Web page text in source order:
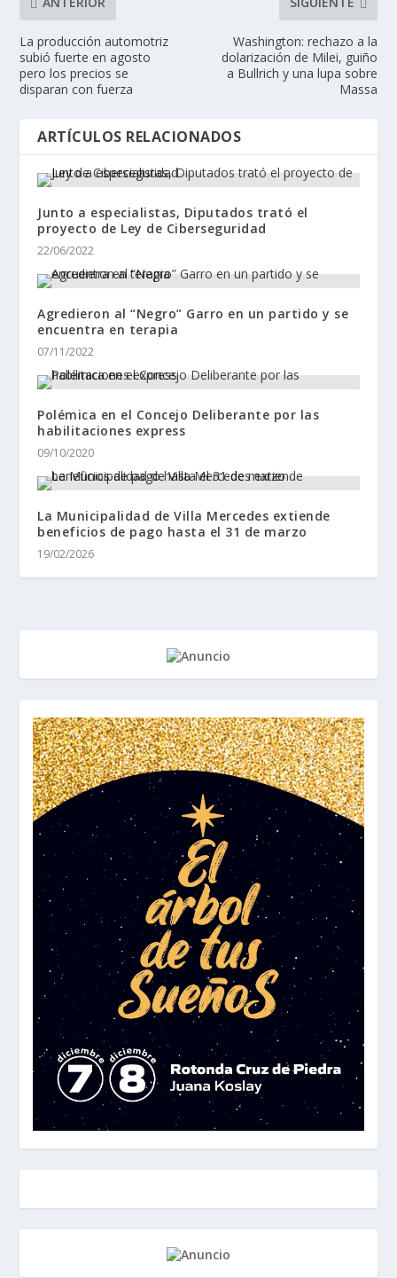
La producción automotriz
subió fuerte en agosto
pero los precios se
disparan con fuerza
Washington: rechazo a la
dolarización de Milei, guiño
a Bullrich y una lupa sobre
Massa
ARTÍCULOS RELACIONADOS
Junto a especialistas, Diputados trató el
proyecto de Ley de Ciberseguridad
22/06/2022
Agredieron al “Negro” Garro en un partido y se
encuentra en terapia
07/11/2022
Polémica en el Concejo Deliberante por las
habilitaciones express
09/10/2020
La Municipalidad de Villa Mercedes extiende
beneficios de pago hasta el 31 de marzo
19/02/2026